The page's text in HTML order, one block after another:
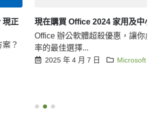
家用及中小企業版享優惠！
殺優惠，讓你虎年辦事一氣 提升工作效
Microsoft 促銷 Office ,微軟